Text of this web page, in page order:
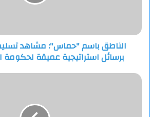
استراتيجية
عميقة
لحكومة
الفاشية
الناطق باسم "حماس": مشاهد
برسائل استراتيجية عميقة لحكومة
الجيش